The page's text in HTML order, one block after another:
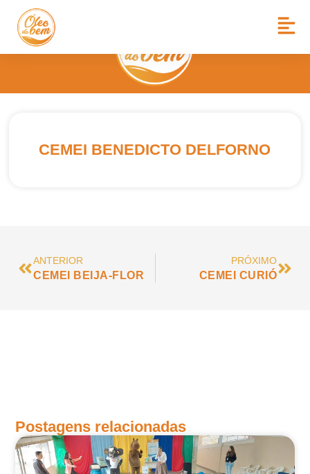
CEMEI BENEDICTO DELFORNO
ANTERIOR
CEMEI BEIJA-FLOR
PRÓXIMO
CEMEI CURIÓ
Postagens relacionadas